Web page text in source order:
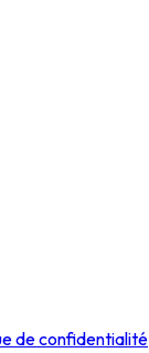
de confidentialité